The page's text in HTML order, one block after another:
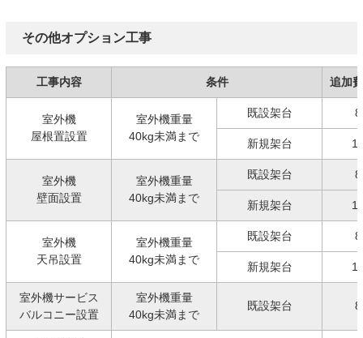
その他オプション工事
工事内容 条件 追加
室外機
屋根置設置
室外機重量
40kg未満まで
既設架台
新規架台
室外機
壁面設置
室外機重量
40kg未満まで
既設架台
新規架台
室外機
天吊設置
室外機重量
40kg未満まで
既設架台
新規架台
室外機サービス
バルコニー設置
室外機重量
40kg未満まで
既設架台